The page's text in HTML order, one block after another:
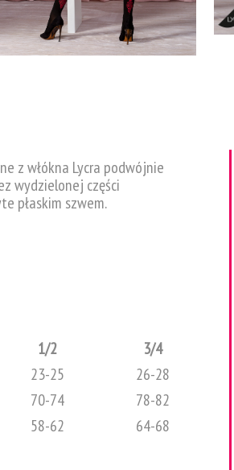
z włókna Lycra podwójnie
wydzielonej części
płaskim szwem.
1/2
3/4
23-25
26-28
70-74
78-82
58-62 64-68